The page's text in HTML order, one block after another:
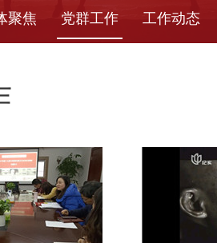
聚焦 党群工作 工作动态